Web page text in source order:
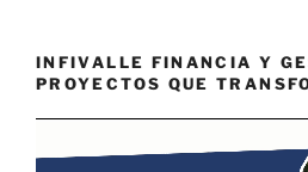
INFIVALLE FINANCIA Y
PROYECTOS QUE
de